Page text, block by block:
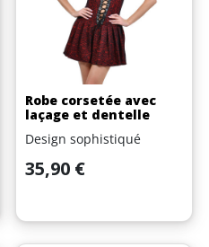
Robe corsetée avec
laçage et dentelle
Design sophistiqué
Prix
35,90 €